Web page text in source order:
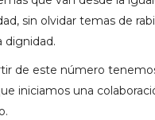
sin olvidar temas de
dignidad.
de este número
iniciamos una